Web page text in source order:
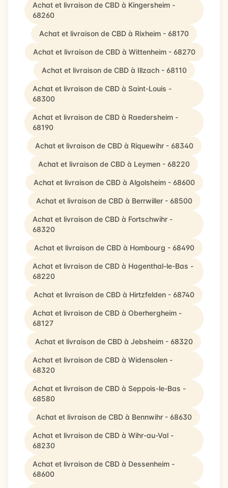
Achat et livraison de CBD à Kingersheim -
68260
Achat et livraison de CBD à Rixheim - 68170
Achat et livraison de CBD à Wittenheim - 68270
Achat et livraison de CBD à Illzach - 68110
Achat et livraison de CBD à Saint-Louis -
68300
Achat et livraison de CBD à Raedersheim -
68190
Achat et livraison de CBD à Riquewihr - 68340
Achat et livraison de CBD à Leymen - 68220
Achat et livraison de CBD à Algolsheim - 68600
Achat et livraison de CBD à Berrwiller - 68500
Achat et livraison de CBD à Fortschwihr -
68320
Achat et livraison de CBD à Hombourg - 68490
Achat et livraison de CBD à Hagenthal-le-Bas -
68220
Achat et livraison de CBD à Hirtzfelden - 68740
Achat et livraison de CBD à Oberhergheim -
68127
Achat et livraison de CBD à Jebsheim - 68320
Achat et livraison de CBD à Widensolen -
68320
Achat et livraison de CBD à Seppois-le-Bas -
68580
Achat et livraison de CBD à Bennwihr - 68630
Achat et livraison de CBD à Wihr-au-Val -
68230
Achat et livraison de CBD à Dessenheim -
68600